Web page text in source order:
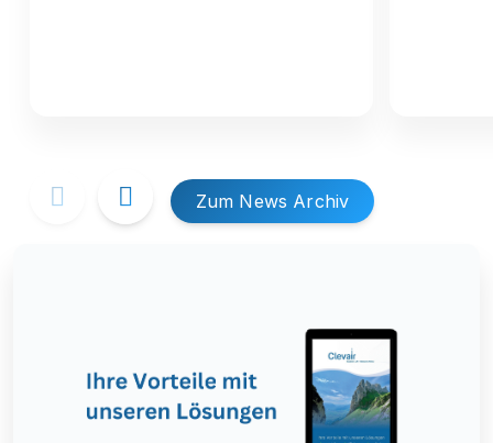
Zum News Archiv